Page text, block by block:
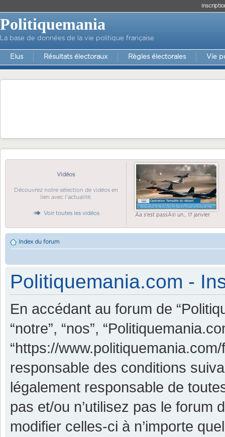
Politiquemania
La base de données de la vie politique française
Elus Résultats électoraux Règles électorales Vie
Vidéos
Découvrez notre sélection de vidéos en
lien avec l'actualité.
Voir toutes les vidéos Ãa s'est passÃ© un... 17 janvier
Index du forum
Politiquemania.com -
En accédant au forum de
“notre”, “nos”,
“https://
responsable des conditions
légalement responsable de
pas et/ou n’utilisez pas le forum
modifier celles-ci à n’importe